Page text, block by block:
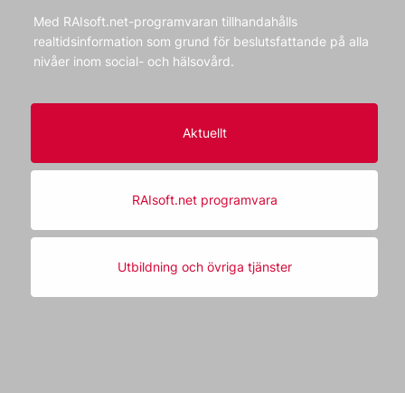
Med RAIsoft.net-programvaran tillhandahålls
realtidsinformation som grund för beslutsfattande på alla
nivåer inom social- och hälsovård.
Aktuellt
RAIsoft.net programvara
Utbildning och övriga tjänster